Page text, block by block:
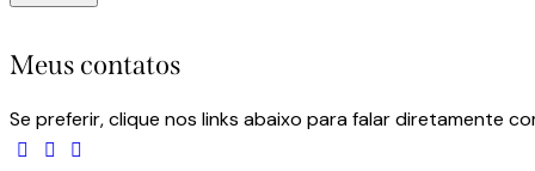
Meus contatos
Se preferir, clique nos links abaixo para falar diretamente